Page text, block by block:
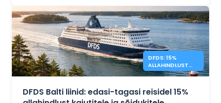
DFDS: 15%
ALLAHINDLUST
BALTIKUMI
REISIDELE
DFDS Balti liinid: edasi-tagasi reisidel 15%